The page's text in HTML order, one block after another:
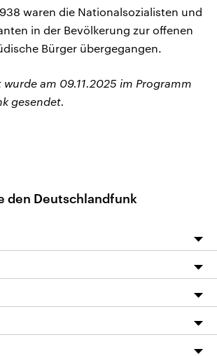
waren die Nationalsozialisten und
in der Bevölkerung zur offenen
Bürger übergegangen.
am 09.11.2025 im Programm
gesendet.
den Deutschlandfunk
auf dlf.de